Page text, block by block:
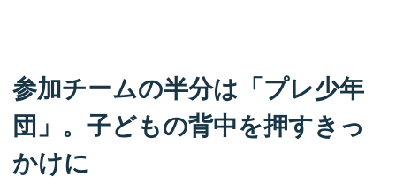
参加チームの半分は「プレ少年
団」。子どもの背中を押すきっ
かけに